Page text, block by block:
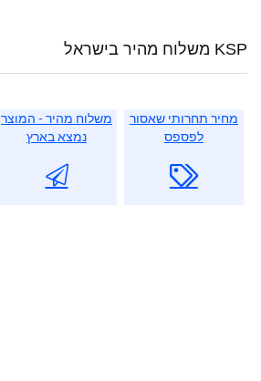
KSP משלוח מהיר בישראל
מחיר תחרותי שאסור
לפספס
משלוח מהיר - המוצר
נמצא בארץ